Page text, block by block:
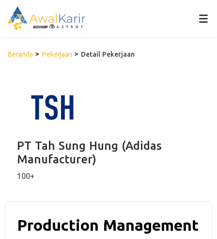
Beranda Pekerjaan Detail Pekerjaan
PT Tah Sung Hung (Adidas
Manufacturer)
100+
Production Management